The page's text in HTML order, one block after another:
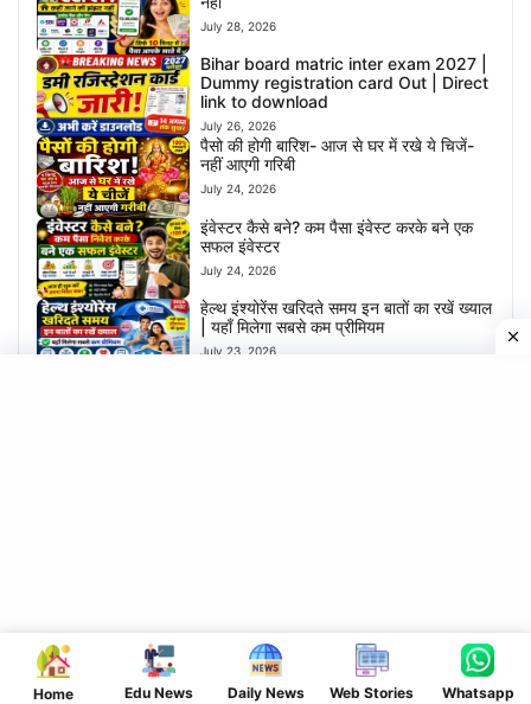
Home Edu News Daily News Web Stories Whatsapp
July 28, 2026
Bihar board matric inter exam 2027 |
Dummy registration card Out | Direct
link to download
July 26, 2026
पैसो की होगी बारिश- आज से घर में रखे ये चिजें-
नहीं आएगी गरिबी
July 24, 2026
इंवेस्टर कैसे बने? कम पैसा इंवेस्ट करके बने एक
सफल इंवेस्टर
July 24, 2026
हेल्थ इंश्योरेंस खरिदते समय इन बातों का रखें ख्याल
| यहाँ मिलेगा सबसे कम प्रीमियम
July 23, 2026
CATEGORIES